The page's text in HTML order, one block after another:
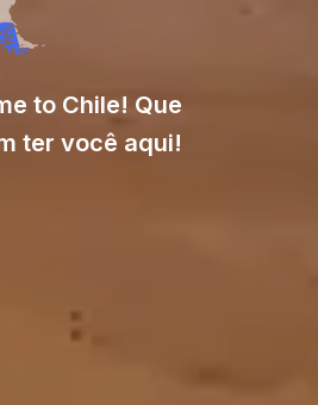
to Chile! Que
ter você aqui!